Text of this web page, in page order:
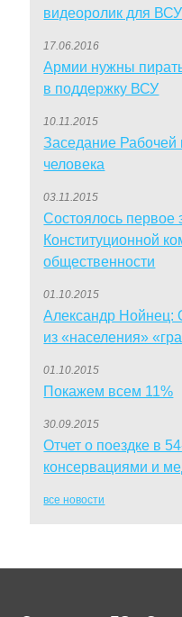
видеоролик для ВСУ
17.06.2016
Армии нужны
в поддержку ВСУ
10.11.2015
Заседание Рабочей
человека
03.11.2015
Состоялось первое
Конституционной
общественности
01.10.2015
Александр Нойнец:
из «населения»
01.10.2015
Покажем всем 11%
30.09.2015
Отчет о поездке в
консервациями и
все новости